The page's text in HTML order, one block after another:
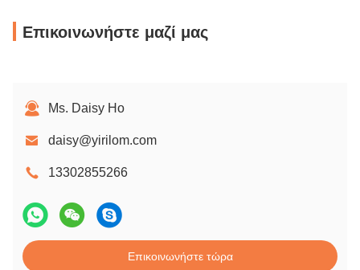
Επικοινωνήστε μαζί μας
Ms. Daisy Ho
daisy@yirilom.com
13302855266
Επικοινωνήστε τώρα